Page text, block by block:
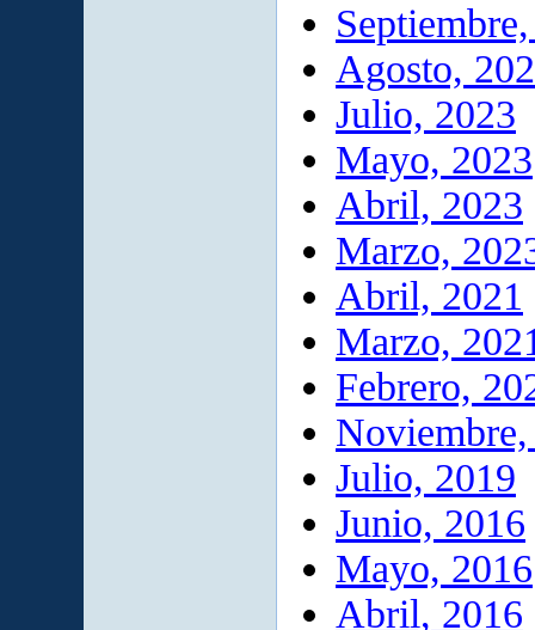
Agosto,
Julio, 2023
Mayo, 2023
Abril, 2023
Marzo,
Abril, 2021
Marzo,
Febrero,
Julio, 2019
Junio, 2016
Mayo, 2016
Abril, 2016